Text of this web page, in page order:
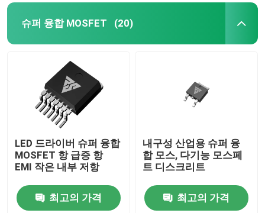
슈퍼 융합 MOSFET (20)
LED 드라이버 슈퍼 융합
MOSFET 항 급증 항
EMI 작은 내부 저항
최고의 가격
내구성 산업용 슈퍼 융
합 모스, 다기능 모스페
트 디스크리트
최고의 가격